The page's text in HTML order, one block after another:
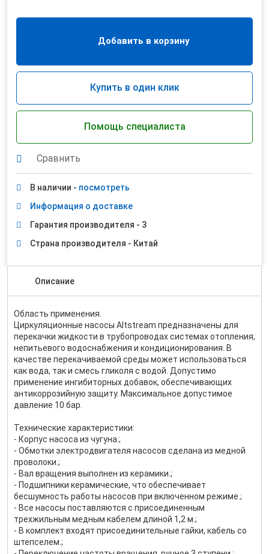
Добавить в корзину
Купить в один клик
Помощь специалиста
Сравнить
В наличии - посмотреть
Информация о доставке
Гарантия производителя - 3
Страна производителя - Китай
Описание
Область применения.
Циркуляционные насосы Altstream предназначены для
перекачки жидкости в трубопроводах системах отопления,
непитьевого водоснабжения и кондиционирования. В
качестве перекачиваемой среды может использоваться
как вода, так и смесь гликоля с водой. Допустимо
применение ингибиторных добавок, обеспечивающих
антикоррозийную защиту. Максимальное допустимое
давление 10 бар.
Технические характеристики:
- Корпус насоса из чугуна.;
- Обмотки электродвигателя насосов сделана из медной
проволоки.;
- Вал вращения выполнен из керамики.;
- Подшипники керамические, что обеспечивает
бесшумность работы насосов при включенном режиме.;
- Все насосы поставляются с присоединенным
трехжильным медным кабелем длиной 1,2 м.;
- В комплект входят присоединительные гайки, кабель со
штепселем.;